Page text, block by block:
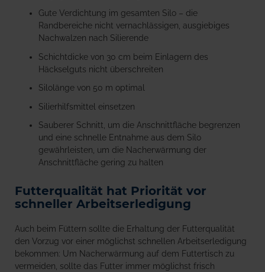
Gute Verdichtung im gesamten Silo – die
Randbereiche nicht vernachlässigen, ausgiebiges
Nachwalzen nach Silierende
Schichtdicke von 30 cm beim Einlagern des
Häckselguts nicht überschreiten
Silolänge von 50 m optimal
Silierhilfsmittel einsetzen
Sauberer Schnitt, um die Anschnittfläche begrenzen
und eine schnelle Entnahme aus dem Silo
gewährleisten, um die Nacherwärmung der
Anschnittfläche gering zu halten
Futterqualität hat Priorität vor
schneller Arbeitserledigung
Auch beim Füttern sollte die Erhaltung der Futterqualität
den Vorzug vor einer möglichst schnellen Arbeitserledigung
bekommen: Um Nacherwärmung auf dem Futtertisch zu
vermeiden, sollte das Futter immer möglichst frisch